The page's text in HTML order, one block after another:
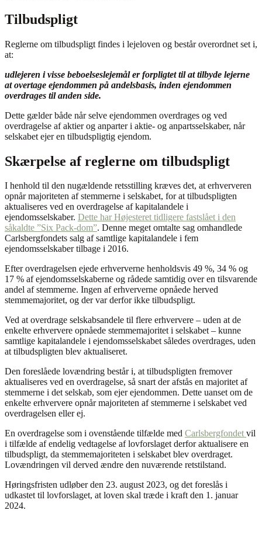
Tilbudspligt
Reglerne om tilbudspligt findes i lejeloven og består overordnet set i,
at:
udlejeren i visse beboelseslejemål er forpligtet til at tilbyde lejerne
at overtage ejendommen på andelsbasis, inden ejendommen
overdrages til anden side.
Dette gælder både når selve ejendommen overdrages og ved
overdragelse af aktier og anparter i aktie- og anpartsselskaber, når
selskabet ejer en tilbudspligtig ejendom.
Skærpelse af reglerne om tilbudspligt
I henhold til den nugældende retsstilling kræves det, at erhververen
opnår majoriteten af stemmerne i selskabet, for at tilbudspligten
aktualiseres ved en overdragelse af kapitalandele i
ejendomsselskaber. Dette har Højesteret tidligere fastslået i den
såkaldte ”Six Pack-dom”. Denne meget omtalte sag omhandlede
Carlsbergfondets salg af samtlige kapitalandele i fem
ejendomsselskaber tilbage i 2016.
Efter overdragelsen ejede erhververne henholdsvis 49 %, 34 % og
17 % af ejendomsselskaberne og rådede samtidig over en tilsvarende
andel af stemmerne. Ingen af erhververne opnåede herved
stemmemajoritet, og der var derfor ikke tilbudspligt.
Ved at overdrage selskabsandele til flere erhververe – uden at de
enkelte erhververe opnåede stemmemajoritet i selskabet – kunne
samtlige kapitalandele i ejendomsselskabet således overdrages, uden
at tilbudspligten blev aktualiseret.
Den foreslåede lovændring består i, at tilbudspligten fremover
aktualiseres ved en overdragelse, så snart der afstås en majoritet af
stemmerne i det selskab, som ejer ejendommen. Dette uanset om de
enkelte erhververe opnår majoriteten af stemmerne i selskabet ved
overdragelsen eller ej.
En overdragelse som i ovenstående tilfælde med Carlsbergfondetvil
i tilfælde af endelig vedtagelse af lovforslaget derfor aktualisere en
tilbudspligt, da stemmemajoriteten i selskabet blev overdraget.
Lovændringen vil derved ændre den nuværende retstilstand.
Høringsfristen udløber den 23. august 2023, og det foreslås i
udkastet til lovforslaget, at loven skal træde i kraft den 1. januar
2024.